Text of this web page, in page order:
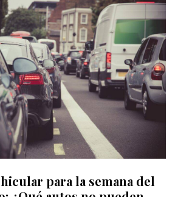
para la semana del